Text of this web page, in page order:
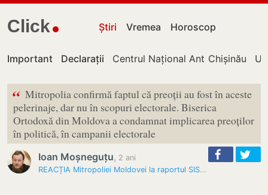
Click Știri Vremea Horoscop
Important Declarații Centrul Național Anticorupție
Chișinău
“ Mitropolia confirmă faptul că preoții au fost în aceste
pelerinaje, dar nu în scopuri electorale. Biserica
Ortodoxă din Moldova a condamnat implicarea preoților
în politică, în campanii electorale
Ioan Moșneguțu, 2 ani
REACȚIA Mitropoliei Moldovei la raportul SIS. Aproximativ 500 de…